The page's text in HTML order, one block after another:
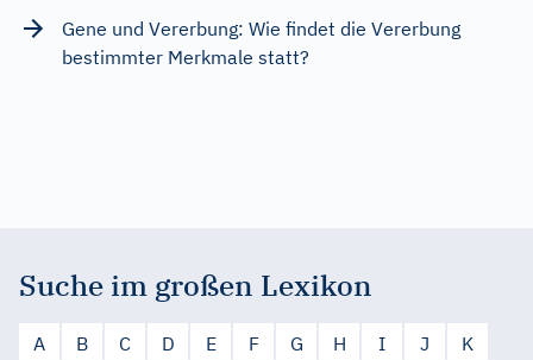
Gene und Vererbung: Wie findet die Vererbung
bestimmter Merkmale statt?
Suche im großen Lexikon
A B C D E F G H I J
K